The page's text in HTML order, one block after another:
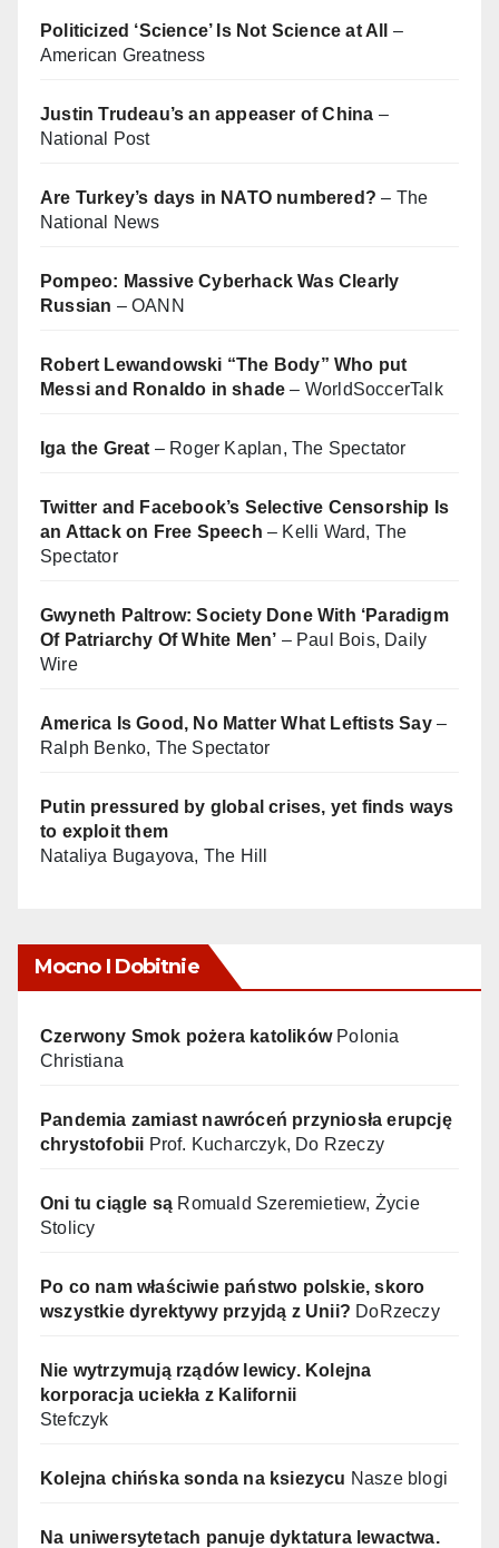
Politicized ‘Science’ Is Not Science at All
–
American Greatness
Justin Trudeau’s an appeaser of China –
National Post
Are Turkey’s days in NATO numbered? – The
National News
Pompeo: Massive Cyberhack Was Clearly
Russian – OANN
Robert Lewandowski “The Body” Who put
Messi and Ronaldo in shade – WorldSoccerTalk
Iga the Great – Roger Kaplan, The Spectator
Twitter and Facebook’s Selective Censorship Is
an Attack on Free Speech – Kelli Ward, The
Spectator
Gwyneth Paltrow: Society Done With ‘Paradigm
Of Patriarchy Of White Men’ – Paul Bois, Daily
Wire
America Is Good, No Matter What Leftists Say–
Ralph Benko, The Spectator
Putin pressured by global crises, yet finds ways
to exploit them
Nataliya Bugayova, The Hill
Mocno I Dobitnie
Czerwony Smok pożera katolikówPolonia
Christiana
Pandemia zamiast nawróceń przyniosła erupcję
chrystofobii Prof. Kucharczyk, Do Rzeczy
Oni tu ciągle są Romuald Szeremietiew, Życie
Stolicy
Po co nam właściwie państwo polskie, skoro
wszystkie dyrektywy przyjdą z Unii? DoRzeczy
Nie wytrzymują rządów lewicy. Kolejna
korporacja uciekła z Kalifornii
Stefczyk
Kolejna chińska sonda na ksiezycu Nasze blogi
Na uniwersytetach panuje dyktatura lewactwa.